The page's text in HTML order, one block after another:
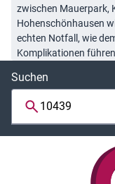
zwischen Mauerpark,
Hohenschönhausen
echten Notfall, wie
Komplikationen
Suchen